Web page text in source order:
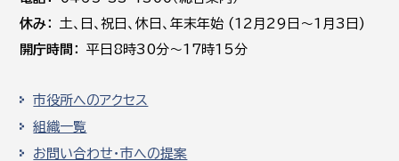
休み
土､日､祝日、休日、年末年始 (12月29日～1月3日)
開庁時間
平日8時30分～17時15分
市役所へのアクセス
組織一覧
お問い合わせ・市への提案